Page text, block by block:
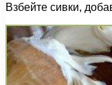
Взбейте сивки,